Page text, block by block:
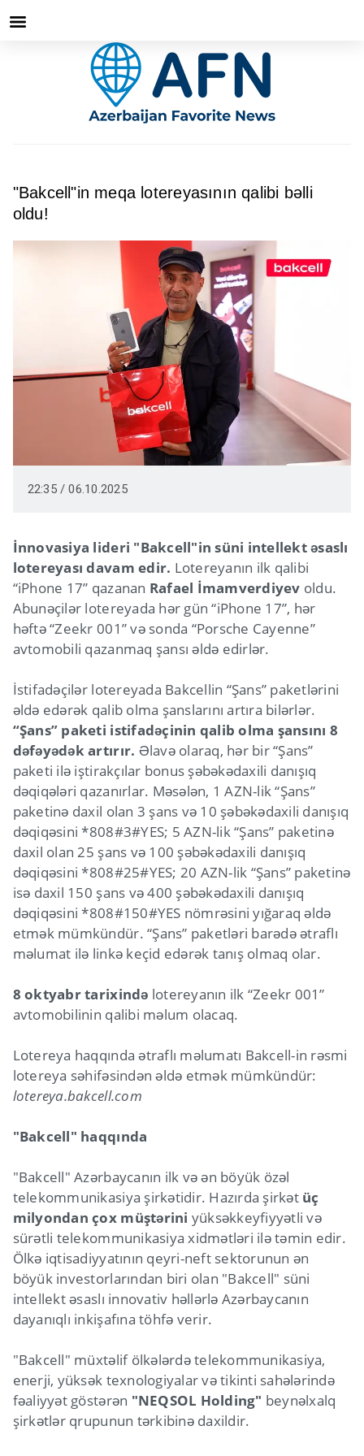
"Bakcell"in meqa lotereyasının qalibi bəlli
oldu!
22:35 / 06.10.2025
İnnovasiya lideri "Bakcell"in süni intellekt əsaslı
lotereyası davam edir. Lotereyanın ilk qalibi
“iPhone 17” qazanan Rafael İmamverdiyev oldu.
Abunəçilər lotereyada hər gün “iPhone 17”, hər
həftə “Zeekr 001” və sonda “Porsche Cayenne”
avtomobili qazanmaq şansı əldə edirlər.
İstifadəçilər lotereyada Bakcellin “Şans” paketlərini
əldə edərək qalib olma şanslarını artıra bilərlər.
“Şans” paketi istifadəçinin qalib olma şansını 8
dəfəyədək artırır. Əlavə olaraq, hər bir “Şans”
paketi ilə iştirakçılar bonus şəbəkədaxili danışıq
dəqiqələri qazanırlar. Məsələn, 1 AZN-lik “Şans”
paketinə daxil olan 3 şans və 10 şəbəkədaxili danışıq
dəqiqəsini *808#3#YES; 5 AZN-lik “Şans” paketinə
daxil olan 25 şans və 100 şəbəkədaxili danışıq
dəqiqəsini *808#25#YES; 20 AZN-lik “Şans” paketinə
isə daxil 150 şans və 400 şəbəkədaxili danışıq
dəqiqəsini *808#150#YES nömrəsini yığaraq əldə
etmək mümkündür. “Şans” paketləri barədə ətraflı
məlumat ilə linkə keçid edərək tanış olmaq olar.
8 oktyabr tarixində lotereyanın ilk “Zeekr 001”
avtomobilinin qalibi məlum olacaq.
Lotereya haqqında ətraflı məlumatı Bakcell-in rəsmi
lotereya səhifəsindən əldə etmək mümkündür:
lotereya.bakcell.com
"Bakcell" haqqında
"Bakcell" Azərbaycanın ilk və ən böyük özəl
telekommunikasiya şirkətidir. Hazırda şirkət üç
milyondan çox müştərini yüksəkkeyfiyyətli və
sürətli telekommunikasiya xidmətləri ilə təmin edir.
Ölkə iqtisadiyyatının qeyri-neft sektorunun ən
böyük investorlarından biri olan "Bakcell" süni
intellekt əsaslı innovativ həllərlə Azərbaycanın
dayanıqlı inkişafına töhfə verir.
"Bakcell" müxtəlif ölkələrdə telekommunikasiya,
enerji, yüksək texnologiyalar və tikinti sahələrində
fəaliyyət göstərən "NEQSOL Holding" beynəlxalq
şirkətlər qrupunun tərkibinə daxildir.